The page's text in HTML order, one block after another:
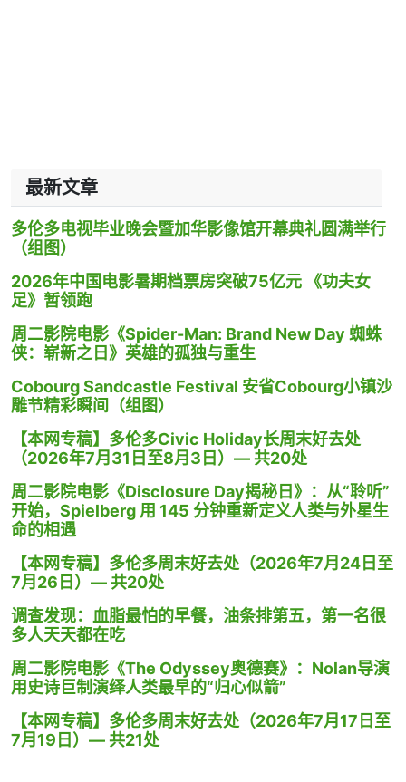
最新文章
多伦多电视毕业晚会暨加华影像馆开幕典礼圆满举行
（组图）
2026年中国电影暑期档票房突破75亿元 《功夫女
足》暂领跑
周二影院电影《Spider-Man: Brand New Day 蜘蛛
侠：崭新之日》英雄的孤独与重生
Cobourg Sandcastle Festival 安省Cobourg小镇沙
雕节精彩瞬间（组图）
【本网专稿】多伦多Civic Holiday长周末好去处
（2026年7月31日至8月3日）— 共20处
周二影院电影《Disclosure Day揭秘日》：从“聆听”
开始，Spielberg 用 145 分钟重新定义人类与外星生
命的相遇
【本网专稿】多伦多周末好去处（2026年7月24日至
7月26日）— 共20处
调查发现：血脂最怕的早餐，油条排第五，第一名很
多人天天都在吃
周二影院电影《The Odyssey奥德赛》：Nolan导演
用史诗巨制演绎人类最早的“归心似箭”
【本网专稿】多伦多周末好去处（2026年7月17日至
7月19日）— 共21处